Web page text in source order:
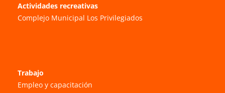
Actividades recreativas
Complejo Municipal Los Privilegiados
Trabajo
Empleo y capacitación